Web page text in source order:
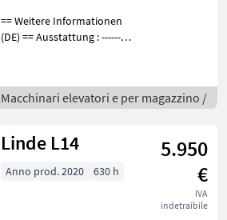
== Weitere Informationen
(DE) == Ausstattung : ----------
sich generell um
abgelesene Stunden. Gerne
Macchinari elevatori e per magazzino /
Linde L14
5.950
€
IVA
indetraibile
Anno prod. 2020 630 h